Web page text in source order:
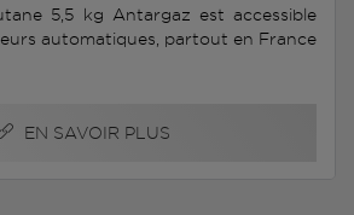
5,5 kg Antargaz est accessible
automatiques, partout en France
EN SAVOIR PLUS